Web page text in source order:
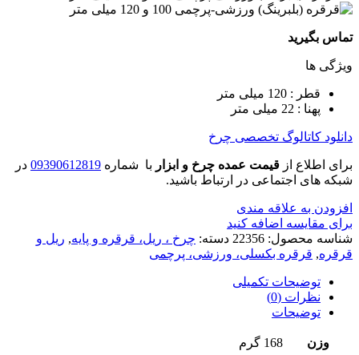
تماس بگیرید
ویژگی ها
قطر : 120 میلی متر
پهنا : 22 میلی متر
دانلود کاتالوگ تخصصی چرخ
برای اطلاع از قیمت عمده چرخ و ابزار با شماره 09390612819 در
شبکه های اجتماعی در ارتباط باشید.
افزودن به علاقه مندی
برای مقایسه اضافه کنید
شناسه محصول: 22356 دسته: چرخ ، ریل، قرقره و پایه, ریل و
قرقره, قرقره بکسلی، ورزشی، پرچمی
توضیحات تکمیلی
نظرات (0)
توضیحات
وزن 168 گرم